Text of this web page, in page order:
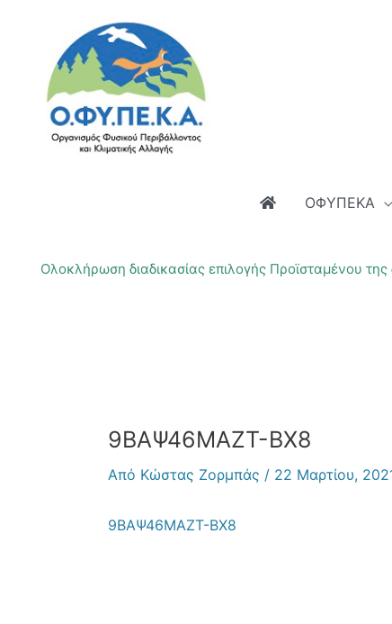
περιεχόμενο
ΟΦΥΠΕΚΑ
Ολοκλήρωση διαδικασίας επιλογής Προϊσταμένου
9ΒΑΨ46ΜΑΖΤ-ΒΧ8
Από Κώστας Ζορμπάς / 22 Μαρτίου,
9ΒΑΨ46ΜΑΖΤ-ΒΧ8